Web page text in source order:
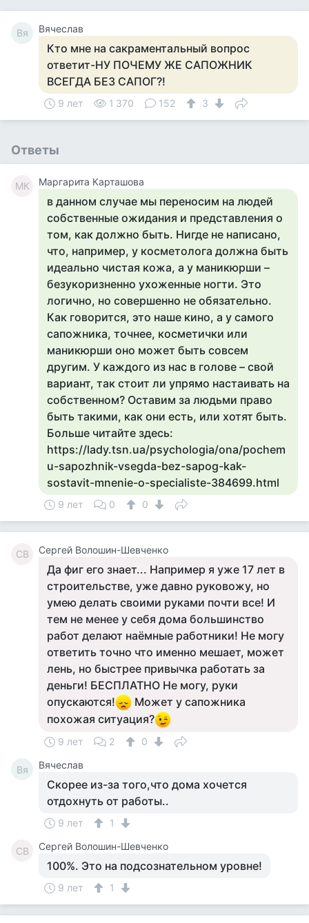
Вя Вячеслав
Кто мне на сакраментальный вопрос
ответит-НУ ПОЧЕМУ ЖЕ САПОЖНИК
ВСЕГДА БЕЗ САПОГ?!
9 лет 1 370 152 3
Ответы
МК Маргарита Карташова
в данном случае мы переносим на людей
собственные ожидания и представления о
том, как должно быть. Нигде не написано,
что, например, у косметолога должна быть
идеально чистая кожа, а у маникюрши –
безукоризненно ухоженные ногти. Это
логично, но совершенно не обязательно.
Как говорится, это наше кино, а у самого
сапожника, точнее, косметички или
маникюрши оно может быть совсем
другим. У каждого из нас в голове – свой
вариант, так стоит ли упрямо настаивать на
собственном? Оставим за людьми право
быть такими, как они есть, или хотят быть.
Больше читайте здесь:
https://lady.tsn.ua/psychologia/ona/pochem
u-sapozhnik-vsegda-bez-sapog-kak-
sostavit-mnenie-o-specialiste-384699.html
9 лет 0 0
СВ Сергей Волошин-Шевченко
Да фиг его знает... Например я уже 17 лет в
строительстве, уже давно руковожу, но
умею делать своими руками почти все! И
тем не менее у себя дома большинство
работ делают наёмные работники! Не могу
ответить точно что именно мешает, может
лень, но быстрее привычка работать за
деньги! БЕСПЛАТНО Не могу, руки
опускаются!
Может у сапожника
похожая ситуация?
9 лет 2 0
Вя Вячеслав
Скорее из-за того,что дома хочется
отдохнуть от работы..
9 лет 1
СВ Сергей Волошин-Шевченко
100%. Это на подсознательном уровне!
9 лет 1